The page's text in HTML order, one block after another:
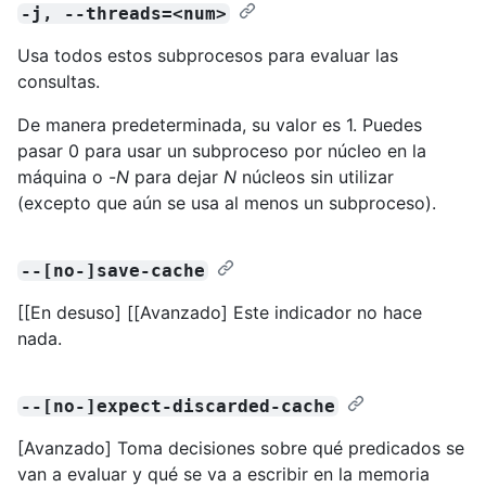
-j, --threads=<num>
Usa todos estos subprocesos para evaluar las
consultas.
De manera predeterminada, su valor es 1. Puedes
pasar 0 para usar un subproceso por núcleo en la
máquina o -N para dejar N núcleos sin utilizar
(excepto que aún se usa al menos un subproceso).
--[no-]save-cache
[[En desuso] [[Avanzado] Este indicador no hace
nada.
--[no-]expect-discarded-cache
[Avanzado] Toma decisiones sobre qué predicados se
van a evaluar y qué se va a escribir en la memoria